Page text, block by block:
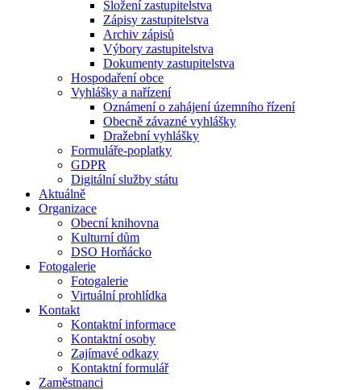
Složení zastupitelstva
Zápisy zastupitelstva
Archiv zápisů
Výbory zastupitelstva
Dokumenty zastupitelstva
Hospodaření obce
Vyhlášky a nařízení
Oznámení o zahájení územního řízení
Obecně závazné vyhlášky
Dražební vyhlášky
Formuláře-poplatky
GDPR
Digitální služby státu
Aktuálně
Organizace
Obecní knihovna
Kulturní dům
DSO Horňácko
Fotogalerie
Fotogalerie
Virtuální prohlídka
Kontakt
Kontaktní informace
Kontaktní osoby
Zajímavé odkazy
Kontaktní formulář
Zaměstnanci